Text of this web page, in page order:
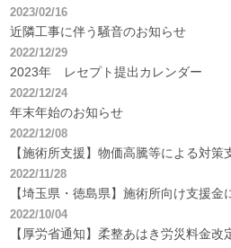
2023/02/16
近隣工事に伴う騒音のお知らせ
2022/12/29
2023年 レセプト提出カレンダー
2022/12/24
年末年始のお知らせ
2022/12/08
【施術所支援】物価高騰等による対策
2022/11/28
【埼玉県・徳島県】施術所向け支援金
2022/10/04
【厚労省通知】柔整あはき労災料金改